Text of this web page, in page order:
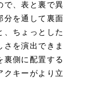
で、表と裏で異
分を通して裏面
、ちょっとした
さを演出できま
裏側に配置する
クキーがより立